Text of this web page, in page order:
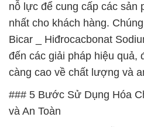
nỗ lực để cung cấp các sản
nhất cho khách hàng.
Bicar _ Hiđrocacbonat
đến các giải pháp hiệu quả,
càng cao về chất lượng và
### 5 Bước Sử Dụng Hóa
và An Toàn